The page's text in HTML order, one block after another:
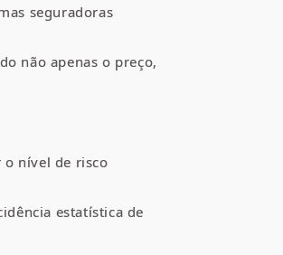
seguradoras
não apenas o preço,
nível de risco
estatística de